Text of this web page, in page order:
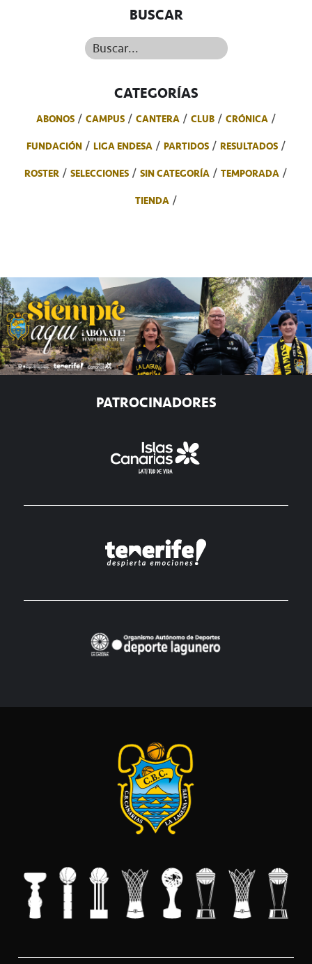
BUSCAR
Buscar...
CATEGORÍAS
ABONOS CAMPUS CANTERA CLUB
CRÓNICA
FUNDACIÓN
LIGA ENDESA PARTIDOS
RESULTADOS
ROSTER
SELECCIONES SIN CATEGORÍA
TEMPORADA
TIENDA
PATROCINADORES